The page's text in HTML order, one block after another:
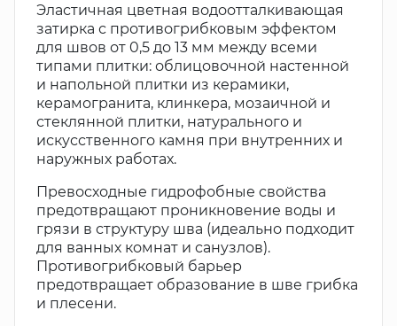
Эластичная цветная водоотталкивающая
затирка с противогрибковым эффектом
для швов от 0,5 до 13 мм между всеми
типами плитки: облицовочной настенной
и напольной плитки из керамики,
керамогранита, клинкера, мозаичной и
стеклянной плитки, натурального и
искусственного камня при внутренних и
наружных работах.
Превосходные гидрофобные свойства
предотвращают проникновение воды и
грязи в структуру шва (идеально подходит
для ванных комнат и санузлов).
Противогрибковый барьер
предотвращает образование в шве грибка
и плесени.